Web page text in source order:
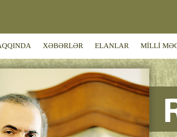
XƏBƏRLƏR ELANLAR MİLLİ